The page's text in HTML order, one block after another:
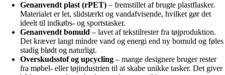
Genanvendt plast (rPET) – fremstillet af brugte plastflasker.
Materialet er let, slidstærkt og vandafvisende, hvilket gør det
ideelt til indkøbs- og sportstasker.
Genanvendt bomuld – lavet af tekstilrester fra tøjproduktion.
Det kræver langt mindre vand og energi end ny bomuld og føles
stadig blødt og naturligt.
Overskudsstof og upcycling – mange designere bruger rester
fra møbel- eller tøjindustrien til at skabe unikke tasker. Det giver